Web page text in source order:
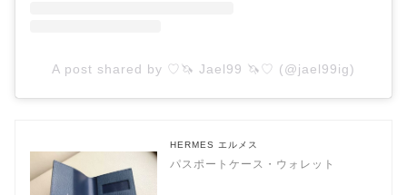
A post shared by ♡🦄 Jael99 🦄♡ (@jael99ig)
HERMES エルメス
パスポートケース・ウォレット